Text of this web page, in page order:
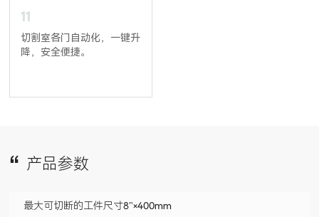
11
切割室各门自动化，一键升
降，安全便捷。
产品参数
最大可切断的工件尺寸8"×400mm